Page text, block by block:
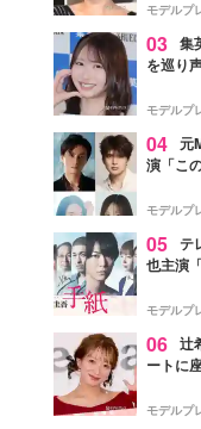
モデルプ
03 集
を巡り
モデルプ
04 元
演「こ
ャスト
モデルプ
05 テ
也主演
モデルプ
06 辻
ートに
ぎ」「
モデルプ